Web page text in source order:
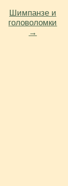
Шимпанзе и
головоломки⁠⁠
→